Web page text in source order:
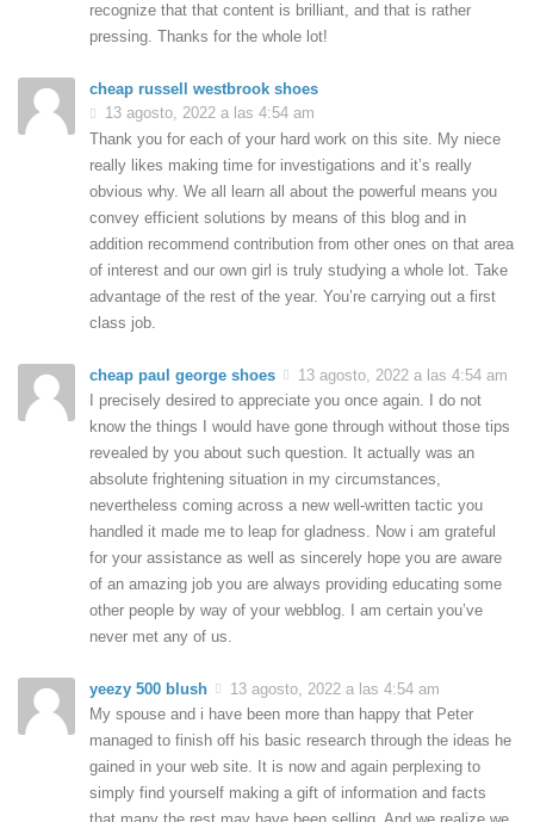
recognize that that content is brilliant, and that is rather
pressing. Thanks for the whole lot!
cheap russell westbrook shoes
13 agosto, 2022 a las 4:54 am
Thank you for each of your hard work on this site. My niece
really likes making time for investigations and it’s really
obvious why. We all learn all about the powerful means you
convey efficient solutions by means of this blog and in
addition recommend contribution from other ones on that area
of interest and our own girl is truly studying a whole lot. Take
advantage of the rest of the year. You’re carrying out a first
class job.
cheap paul george shoes
13 agosto, 2022 a las 4:54 am
I precisely desired to appreciate you once again. I do not
know the things I would have gone through without those tips
revealed by you about such question. It actually was an
absolute frightening situation in my circumstances,
nevertheless coming across a new well-written tactic you
handled it made me to leap for gladness. Now i am grateful
for your assistance as well as sincerely hope you are aware
of an amazing job you are always providing educating some
other people by way of your webblog. I am certain you’ve
never met any of us.
yeezy 500 blush
13 agosto, 2022 a las 4:54 am
My spouse and i have been more than happy that Peter
managed to finish off his basic research through the ideas he
gained in your web site. It is now and again perplexing to
simply find yourself making a gift of information and facts